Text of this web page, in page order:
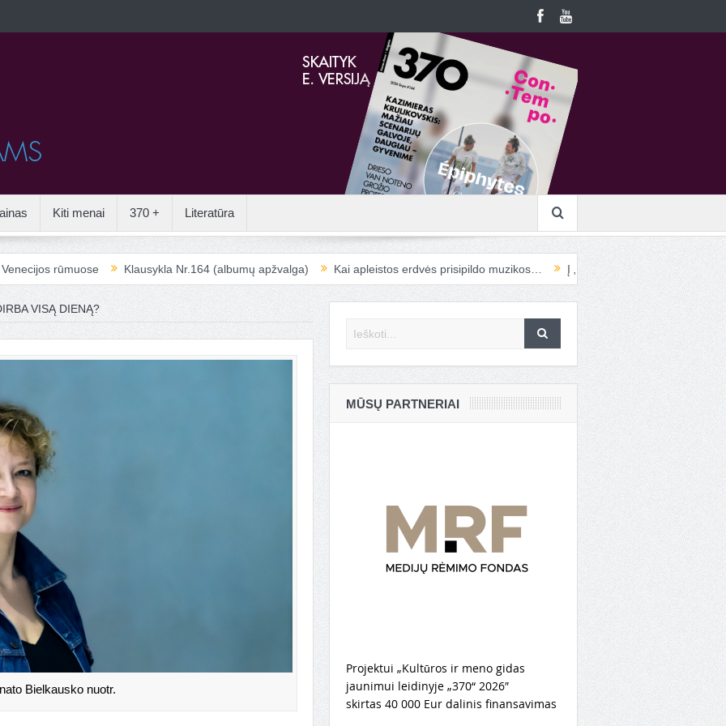
Kiti menai 370 + Literatūra
Klausykla Nr.164 (albumų apžvalga) Kai apleistos erdvės prisipildo muzikos… Į „ConTempo“ atvykstanti cirko menininkė
VISĄ DIENĄ?
Bielkausko nuotr.
MŪSŲ PARTNERIAI
Projektui „Kultūros ir meno gidas
jaunimui leidinyje „370“ 2026″
skirtas 40 000 Eur dalinis finansavimas